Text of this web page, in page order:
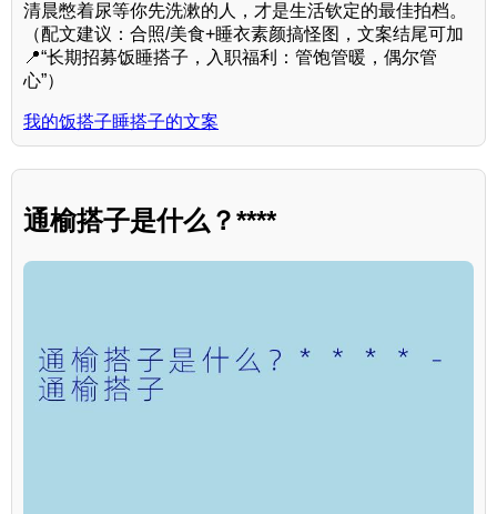
清晨憋着尿等你先洗漱的人，才是生活钦定的最佳拍档。
（配文建议：合照/美食+睡衣素颜搞怪图，文案结尾可加
📍“长期招募饭睡搭子，入职福利：管饱管暖，偶尔管
心”）
我的饭搭子睡搭子的文案
通榆搭子是什么？****